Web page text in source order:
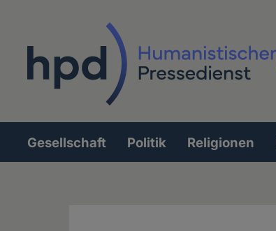
Hauptnavigation
Gesellschaft Politik Religionen